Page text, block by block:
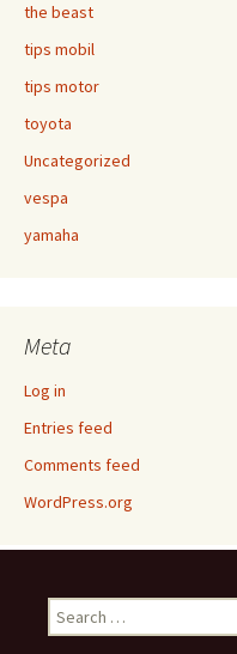
the beast
tips mobil
tips motor
toyota
Uncategorized
vespa
yamaha
Meta
Log in
Entries feed
Comments feed
WordPress.org
Search
for: